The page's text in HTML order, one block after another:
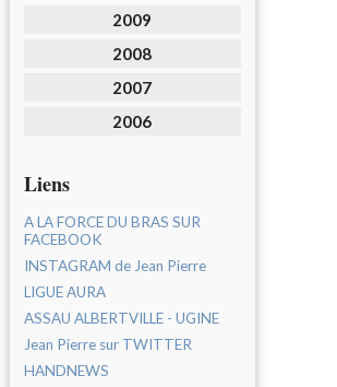
2009
2008
2007
2006
Liens
A LA FORCE DU BRAS SUR
FACEBOOK
INSTAGRAM de Jean Pierre
LIGUE AURA
ASSAU ALBERTVILLE - UGINE
Jean Pierre sur TWITTER
HANDNEWS